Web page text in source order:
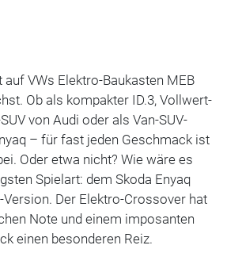
auf VWs Elektro-Baukasten MEB
Ob als kompakter ID.3, Vollwert-
von Audi oder als Van-SUV-
– für fast jeden Geschmack ist
Oder etwa nicht? Wie wäre es
Spielart: dem Skoda Enyaq
Version. Der Elektro-Crossover hat
Note und einem imposanten
einen besonderen Reiz.